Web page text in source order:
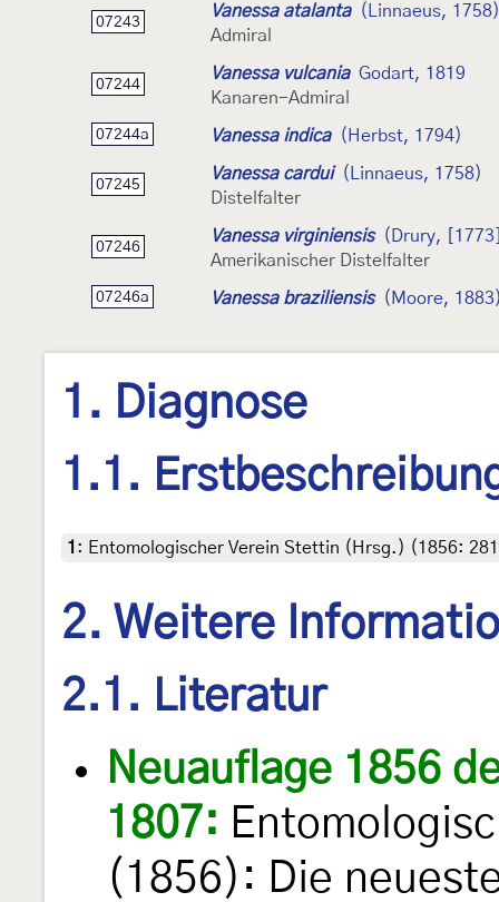
07243
Vanessa atalanta
(Linnaeus, 1758)
Admiral
07244
Vanessa vulcania Godart, 1819
Kanaren-Admiral
07244a Vanessa indica (Herbst, 1794)
07245
Vanessa cardui
(Linnaeus, 1758)
Distelfalter
07246
Vanessa virginiensis
(Drury,
Amerikanischer Distelfalter
07246a Vanessa braziliensis (Moore,
1. Diagnose
1.1.
1 : Entomologischer Verein Stettin (Hrsg.) (1856:
2. Weitere
2.1. Literatur
Neuauflage 1856
1807:
(1856): Die